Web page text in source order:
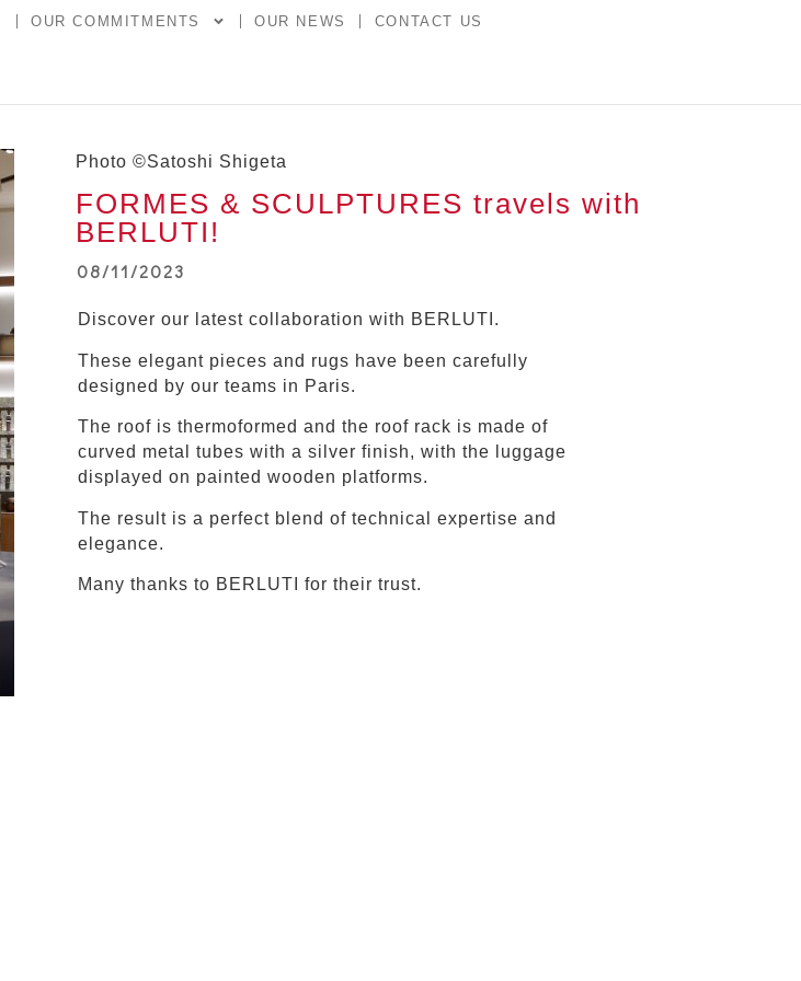
OUR COMMITMENTS OUR NEWS CONTACT US
Photo ©Satoshi Shigeta
FORMES & SCULPTURES travels with
BERLUTI!
08/11/2023
Discover our latest collaboration with BERLUTI.
These elegant pieces and rugs have been carefully
designed by our teams in Paris.
The roof is thermoformed and the roof rack is made of
curved metal tubes with a silver finish, with the luggage
displayed on painted wooden platforms.
The result is a perfect blend of technical expertise and
elegance.
Many thanks to BERLUTI for their trust.